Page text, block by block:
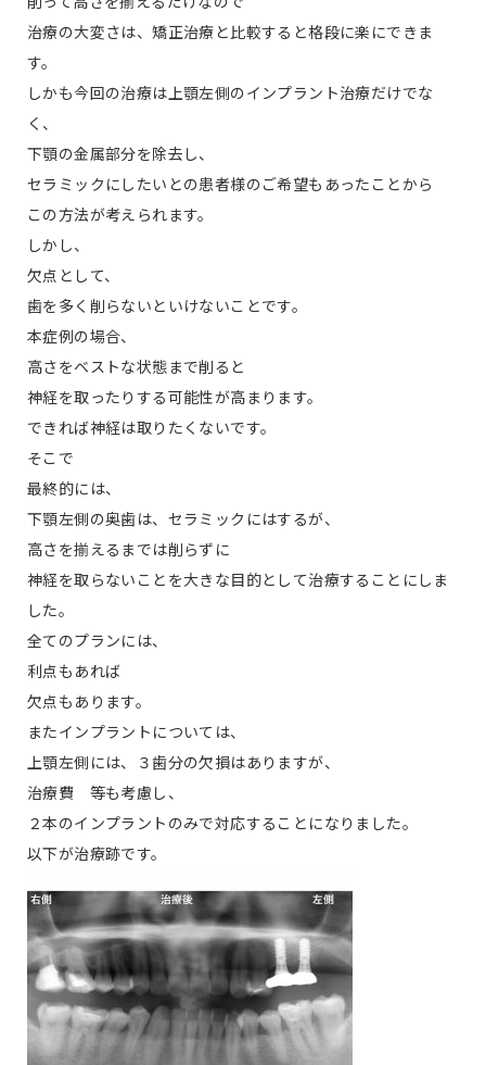
治療の大変さは、矯正治療と比較すると格段に楽にできま
す。
しかも今回の治療は上顎左側のインプラント治療だけでな
く、
下顎の金属部分を除去し、
セラミックにしたいとの患者様のご希望もあったことから
この方法が考えられます。
しかし、
欠点として、
歯を多く削らないといけないことです。
本症例の場合、
高さをベストな状態まで削ると
神経を取ったりする可能性が高まります。
できれば神経は取りたくないです。
そこで
最終的には、
下顎左側の奥歯は、セラミックにはするが、
高さを揃えるまでは削らずに
神経を取らないことを大きな目的として治療することにしま
した。
全てのプランには、
利点もあれば
欠点もあります。
またインプラントについては、
上顎左側には、３歯分の欠損はありますが、
治療費 等も考慮し、
２本のインプラントのみで対応することになりました。
以下が治療跡です。